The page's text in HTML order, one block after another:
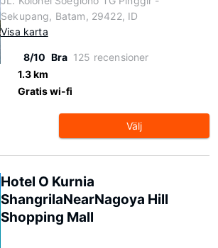
Sekupang, Batam, 29422, ID
Visa karta
8/10 Bra 125 recensioner
1.3 km
Gratis wi-fi
Välj
Hotel O Kurnia
ShangrilaNearNagoya Hill
Shopping Mall